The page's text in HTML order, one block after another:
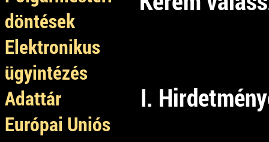
döntések
Elektronikus
ügyintézés
Adattár
Európai Uniós
I.